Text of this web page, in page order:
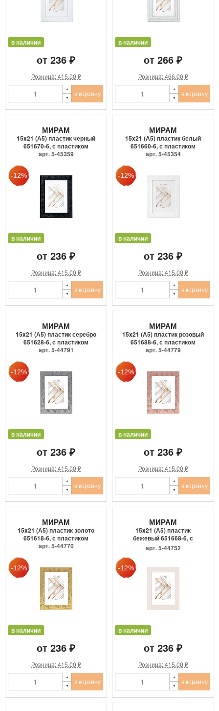
в наличии
от 236 ₽
Розница: 415.00 ₽
в корзину
в наличии
от 266 ₽
Розница: 466.00 ₽
в корзину
МИРАМ
15x21 (А5) пластик черный
651670-6, с пластиком
арт. 5-45359
в наличии
от 236 ₽
Розница: 415.00 ₽
в корзину
МИРАМ
15x21 (А5) пластик белый
651660-6, с пластиком
арт. 5-45354
в наличии
от 236 ₽
Розница: 415.00 ₽
в корзину
МИРАМ
15x21 (А5) пластик серебро
651628-6, с пластиком
арт. 5-44791
в наличии
от 236 ₽
Розница: 415.00 ₽
в корзину
МИРАМ
15x21 (А5) пластик розовый
651688-6, с пластиком
арт. 5-44779
в наличии
от 236 ₽
Розница: 415.00 ₽
в корзину
МИРАМ
15x21 (А5) пластик золото
651618-6, с пластиком
арт. 5-44770
в наличии
от 236 ₽
Розница: 415.00 ₽
в корзину
МИРАМ
15x21 (А5) пластик
бежевый 651668-6, с
пластиком
арт. 5-44752
в наличии
от 236 ₽
Розница: 415.00 ₽
в корзину